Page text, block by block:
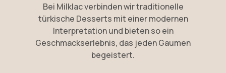
Bei Milklac verbinden wir traditionelle
türkische Desserts mit einer modernen
Interpretation und bieten so ein
Geschmackserlebnis, das jeden Gaumen
begeistert.